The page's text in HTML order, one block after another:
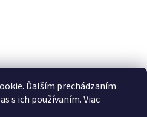
Ďalším prechádzaním
s ich používaním. Viac